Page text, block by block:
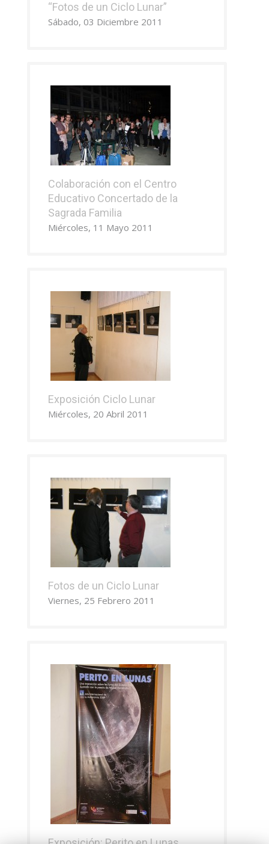
“Fotos de un Ciclo Lunar”
Sábado, 03 Diciembre 2011
Colaboración con el Centro
Educativo Concertado de la
Sagrada Familia
Miércoles, 11 Mayo 2011
Exposición Ciclo Lunar
Miércoles, 20 Abril 2011
Fotos de un Ciclo Lunar
Viernes, 25 Febrero 2011